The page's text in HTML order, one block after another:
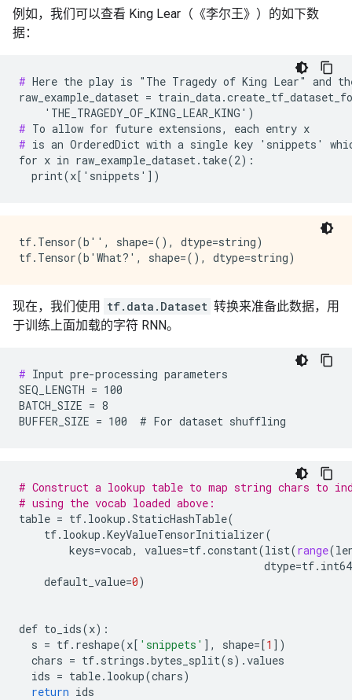
例如，我们可以查看 King Lear（《李尔王》）的如下数
据：
# Here the play is "The Tragedy of King Lear" and
raw_example_dataset =
#
# is an OrderedDict with a single key 'snippets'
for x in raw_example_dataset.take(2):
tf.Tensor(b'', shape=(), dtype=string)
现在，我们使用 tf.data.Dataset 转换来准备此数据，用
于训练上面加载的字符 RNN。
# Input pre-processing parameters
SEQ_LENGTH = 100
BATCH_SIZE = 8
# Construct a lookup table to map string chars to
# using the vocab loaded above:
table = tf. lookup .StaticHashTable(
tf. lookup .KeyValueTensorInitializer(
keys=vocab, values=tf.constant(list(range(
dtype=tf. int64
default_value=0)
def to_ids(x):
s = tf. reshape(x[ 'snippets' ], shape=[1 ])
chars = tf. strings .bytes_split(s) .values
ids = table. lookup(chars)
return ids